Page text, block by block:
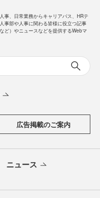
事、日常業務からキャリアパス、HRテ
事部や人事に関わる皆様に役立つ記事
ど）やニュースなどを提供するWebマ
広告掲載のご案内
ニュース